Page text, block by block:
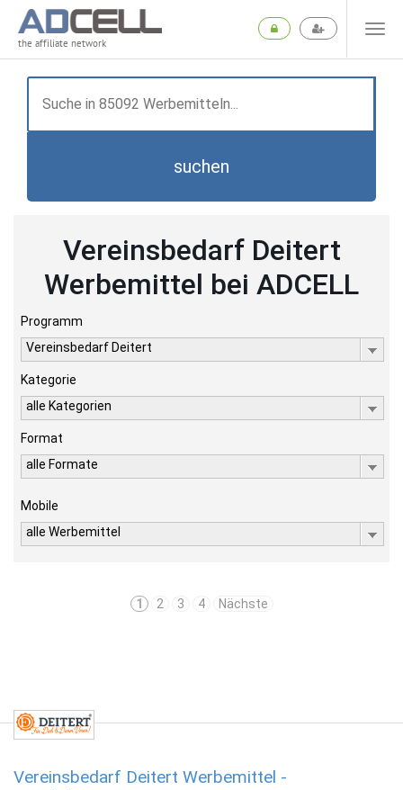
the affiliate network
suchen
Vereinsbedarf Deitert
Werbemittel bei ADCELL
Programm
Vereinsbedarf Deitert
Kategorie
alle Kategorien
Format
alle Formate
Mobile
alle Werbemittel
1 2 3 4 Nächste
Vereinsbedarf Deitert Werbemittel -